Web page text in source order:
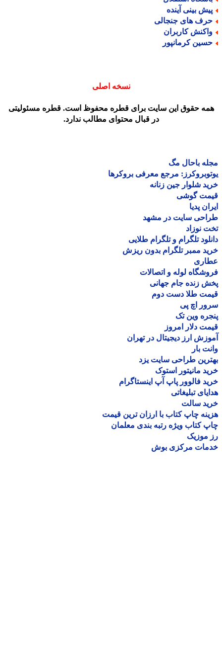
بینی آینده
های جنجالی
کاربران
کرمانپور
نسخه اصلی
حقوق این سایت برای قطره محفوظ است. قطره مسئولیتی
در قبال محتوای مطالب ندارد.
باحال مگ
مرجع معرفی بروکرها
شلوار جین زنانه
گوشی
پدیا
سایت در مشهد
نوزاد
تلگرام و تلگرام طلایی
ممبر تلگرام بدون ریزش
لوله و اتصالات
زنده جام جهانی
طلا دست دوم
اچ پی
وین تک
دلار امروز
ارز دیجیتال در تهران
بار
طراحی سایت یزد
مانیتور استوک
فالوور پاپ آپ اینستاگرام
تبلیغاتی
سالت
چاپ کتاب با ارزان ترین قیمت
کتاب ویژه رتبه بندی معلمان
موزیک
مرکزی بوش